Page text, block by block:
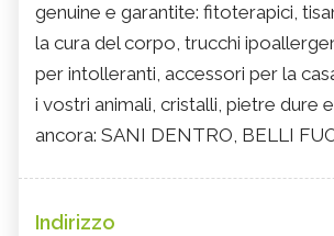
genuine e garantite: fitoterapici,
la cura del corpo, trucchi
per intolleranti, accessori per la
i vostri animali, cristalli, pietre dure
ancora: SANI DENTRO, BELLI
Indirizzo